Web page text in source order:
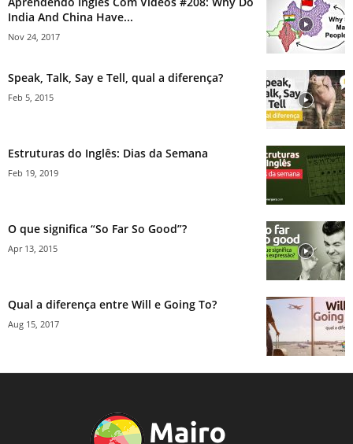
India And China Have...
Nov 24, 2017
Speak, Talk, Say e Tell, qual a diferença?
Feb 5, 2015
Estruturas do Inglês: Dias da Semana
Feb 19, 2019
O que significa “So Far So Good”?
Apr 13, 2015
Qual a diferença entre Will e Going To?
Aug 15, 2017